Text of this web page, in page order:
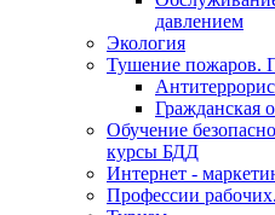
давлением
Экология
Тушение пожаров.
Гражданская
Обучение
курсы БДД
Интернет -
Профессии